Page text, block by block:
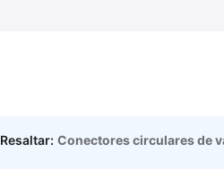
Resaltar: Conectores circulares de